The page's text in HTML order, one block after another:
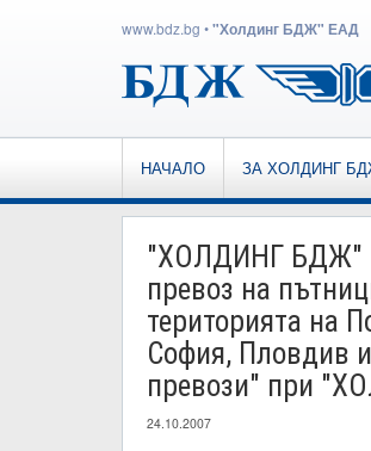
www.bdz.bg •"Холдинг БДЖ" ЕАД
НАЧАЛО ЗА ХОЛДИНГ
"ХОЛДИНГ БДЖ"
превоз на
територията на
София, Пловдив
превози" при
24.10.2007